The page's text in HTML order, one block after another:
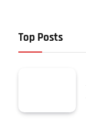
Top Posts